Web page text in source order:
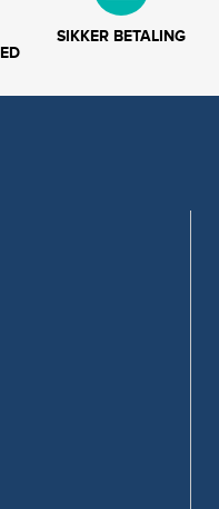
SIKKER BETALING